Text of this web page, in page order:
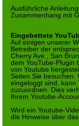
Ausführliche
Zusammenhang mit
Eingebettete
Auf einigen unserer
Betreiber der
Cherry Ave., San
dem YouTube-Plugin
von Youtube
Seiten Sie besuchen.
eingeloggt sind, kann
zuzuordnen. Dies
Ihrem Youtube-
Wird ein Youtube-
die Hinweise über